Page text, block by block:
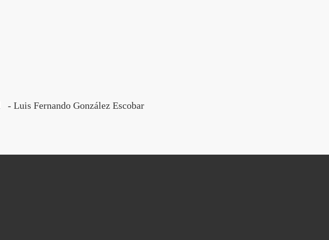
- Luis Fernando González Escobar